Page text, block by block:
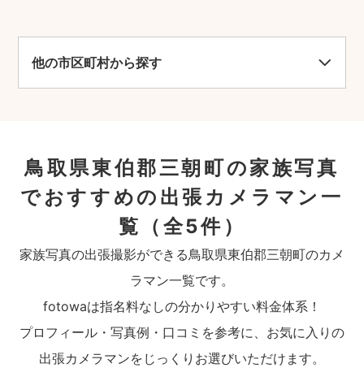
他の市区町村から探す
鳥取県東伯郡三朝町の家族写真
でおすすめの出張カメラマン一
覧
（全5件）
家族写真の出張撮影ができる鳥取県東伯郡三朝町のカメ
ラマン一覧です。
fotowaは指名料なしの分かりやすい料金体系！
プロフィール・写真例・口コミを参考に、お気に入りの
出張カメラマンをじっくりお選びいただけます。